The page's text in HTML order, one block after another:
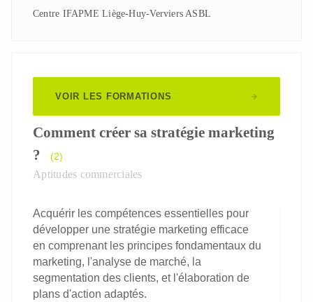
Centre IFAPME Liège-Huy-Verviers ASBL
VOIR LES FORMATIONS
Comment créer sa stratégie marketing
?
(2)
Aptitudes commerciales
Acquérir les compétences essentielles pour
développer une stratégie marketing efficace
en comprenant les principes fondamentaux du
marketing, l'analyse de marché, la
segmentation des clients, et l'élaboration de
plans d'action adaptés.